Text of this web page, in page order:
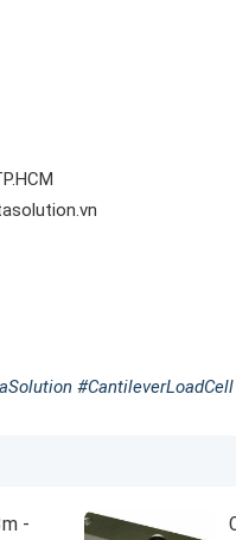
#CantileverLoadCell
-